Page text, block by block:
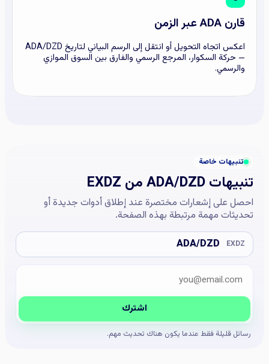
قارن ADA عبر الزمن
اعكس اتجاه التحويل أو انتقل إلى الرسم البياني لتاريخ ADA/DZD
— حركة السكوار، المرجع الرسمي والفارق بين السوق الموازي
والرسمي.
تنبيهات خاصة
تنبيهات ADA/DZD من EXDZ
احصل على إشعارات مختصرة عند إطلاق أدوات جديدة أو
تحديثات مهمة مرتبطة بهذه الصفحة.
EXDZ
ADA/DZDالبريد الإلكتروني
Company website
اشترك
رسائل قليلة فقط عندما يكون هناك تحديث مهم.